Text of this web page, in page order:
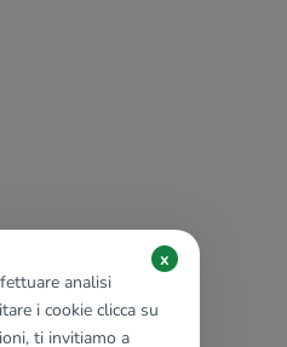
analisi
i cookie clicca su
ti invitiamo a
x